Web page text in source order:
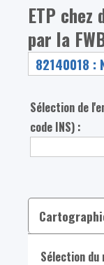
ETP
par la
Sélection de
code INS) :
Sélection du